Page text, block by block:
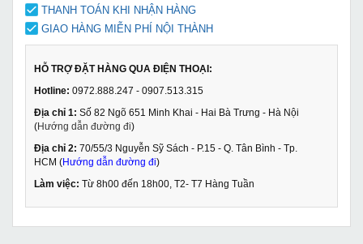
THANH TOÁN KHI NHẬN HÀNG
GIAO HÀNG MIỄN PHÍ NỘI THÀNH
HỖ TRỢ ĐẶT HÀNG QUA ĐIỆN THOẠI:
Hotline: 0972.888.247 - 0907.513.315
Địa chỉ 1: Số 82 Ngõ 651 Minh Khai - Hai Bà Trưng - Hà Nội
(Hướng dẫn đường đi)
Địa chỉ 2: 70/55/3 Nguyễn Sỹ Sách - P.15 - Q. Tân Bình - Tp.
HCM (Hướng dẫn đường đi)
Làm việc: Từ 8h00 đến 18h00, T2- T7 Hàng Tuần